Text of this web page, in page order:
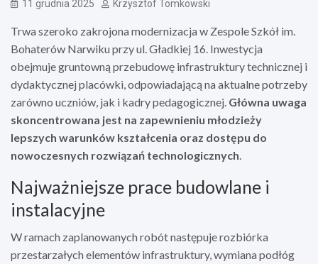
11 grudnia 2025 Krzysztof Tomkowski
Trwa szeroko zakrojona modernizacja w Zespole Szkół im.
Bohaterów Narwiku przy ul. Gładkiej 16. Inwestycja
obejmuje gruntowną przebudowę infrastruktury technicznej i
dydaktycznej placówki, odpowiadającą na aktualne potrzeby
zarówno uczniów, jak i kadry pedagogicznej. Główna uwaga
skoncentrowana jest na zapewnieniu młodzieży
lepszych warunków kształcenia oraz dostępu do
nowoczesnych rozwiązań technologicznych.
Najważniejsze prace budowlane i
instalacyjne
W ramach zaplanowanych robót następuje rozbiórka
przestarzałych elementów infrastruktury, wymiana podłóg